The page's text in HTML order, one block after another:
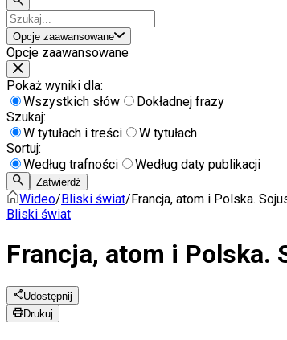
Opcje zaawansowane
Opcje zaawansowane
Pokaż wyniki dla:
Wszystkich słów
Dokładnej frazy
Szukaj:
W tytułach i treści
W tytułach
Sortuj:
Według trafności
Według daty publikacji
Zatwierdź
Wideo/Bliski świat/Francja, atom i Polska.
Bliski świat
Francja, atom i Polska.
Udostępnij
Drukuj